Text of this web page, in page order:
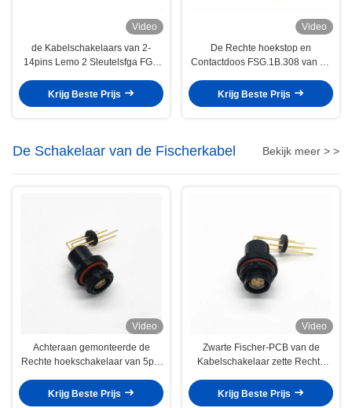
Video
de Kabelschakelaars van 2-
14pins Lemo 2 Sleutelsfga FGB
Krijg Beste Prijs
Video
De Rechte hoekstop en
Contactdoos FSG.1B.308 van de
Schakelaar 8pin
Krijg Beste Prijs
De Schakelaar van de Fischerkabel Bekijk meer > >
Video
Achteraan gemonteerde de
Rechte hoekschakelaar van 5pin
Krijg Beste Prijs
Video
Zwarte Fischer-PCB van de
Kabelschakelaar zette Rechte
Krijg Beste Prijs